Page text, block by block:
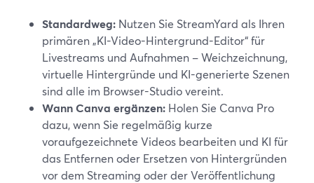
Standardweg: Nutzen Sie StreamYard als Ihren
primären „KI-Video-Hintergrund-Editor“ für
Livestreams und Aufnahmen – Weichzeichnung,
virtuelle Hintergründe und KI-generierte Szenen
sind alle im Browser-Studio vereint.
Wann Canva ergänzen: Holen Sie Canva Pro
dazu, wenn Sie regelmäßig kurze
voraufgezeichnete Videos bearbeiten und KI für
das Entfernen oder Ersetzen von Hintergründen
vor dem Streaming oder der Veröffentlichung